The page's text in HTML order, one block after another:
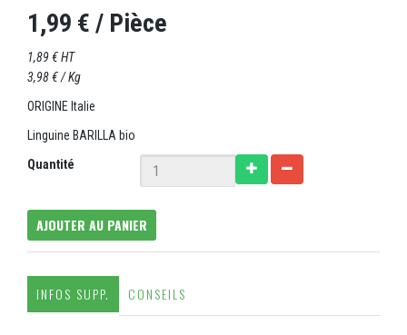
1,99 € / Pièce
1,89 € HT
3,98 € / Kg
ORIGINE Italie
Linguine BARILLA bio
Quantité
AJOUTER AU PANIER
INFOS SUPP. CONSEILS